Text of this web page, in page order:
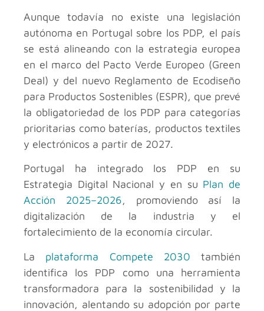
Aunque todavía no existe una legislación
autónoma en Portugal sobre los PDP, el país
se está alineando con la estrategia europea
en el marco del Pacto Verde Europeo (Green
Deal) y del nuevo Reglamento de Ecodiseño
para Productos Sostenibles (ESPR), que prevé
la obligatoriedad de los PDP para categorías
prioritarias como baterías, productos textiles
y electrónicos a partir de 2027.
Portugal ha integrado los PDP en su
Estrategia Digital Nacional y en su Plan de
Acción 2025–2026, promoviendo así la
digitalización de la industria y el
fortalecimiento de la economía circular.
La plataforma Compete 2030 también
identifica los PDP como una herramienta
transformadora para la sostenibilidad y la
innovación, alentando su adopción por parte